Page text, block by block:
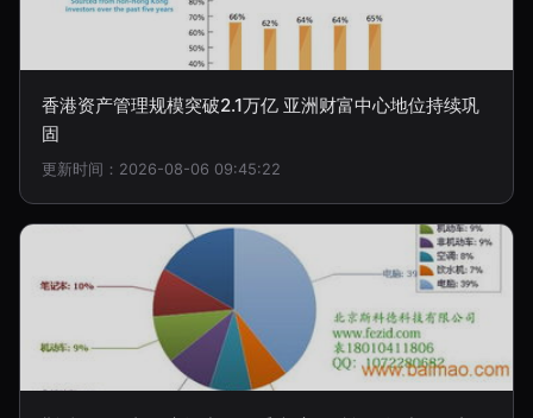
香港资产管理规模突破2.1万亿 亚洲财富中心地位持续巩
固
更新时间：2026-08-06 09:45:22